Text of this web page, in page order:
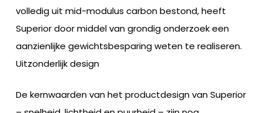
volledig uit mid-modulus carbon bestond, heeft
Superior door middel van grondig onderzoek een
aanzienlijke gewichtsbesparing weten te realiseren.
Uitzonderlijk design
De kernwaarden van het productdesign van Superior